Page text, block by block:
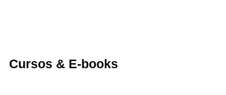
Cursos & E-books